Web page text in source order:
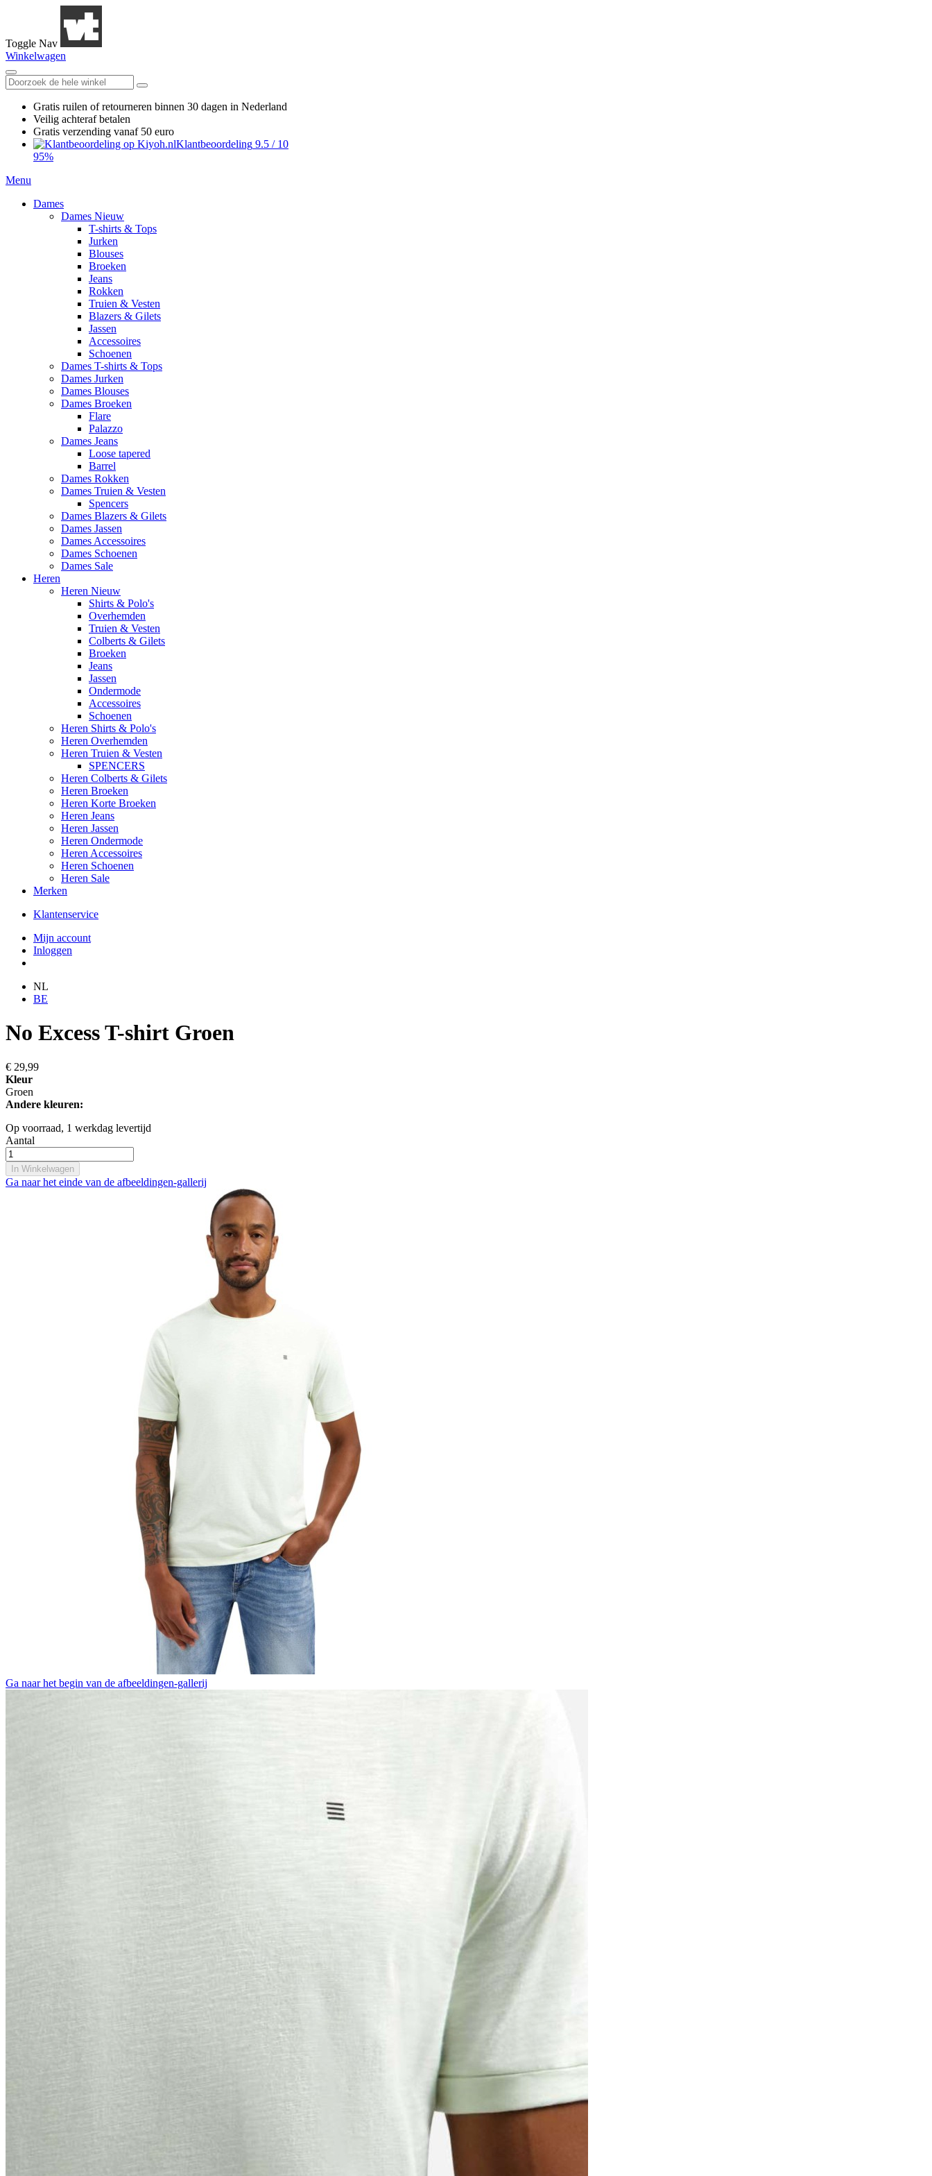
Toggle Nav
Winkelwagen
Gratis ruilen of retourneren binnen 30 dagen in Nederland
Veilig achteraf betalen
Gratis verzending vanaf 50 euro
Klantbeoordeling 9.5 / 10
95%
Menu
Dames
Dames Nieuw
T-shirts & Tops
Jurken
Blouses
Broeken
Jeans
Rokken
Truien & Vesten
Blazers & Gilets
Jassen
Accessoires
Schoenen
Dames T-shirts & Tops
Dames Jurken
Dames Blouses
Dames Broeken
Flare
Palazzo
Dames Jeans
Loose tapered
Barrel
Dames Rokken
Dames Truien & Vesten
Spencers
Dames Blazers & Gilets
Dames Jassen
Dames Accessoires
Dames Schoenen
Dames Sale
Heren
Heren Nieuw
Shirts & Polo's
Overhemden
Truien & Vesten
Colberts & Gilets
Broeken
Jeans
Jassen
Ondermode
Accessoires
Schoenen
Heren Shirts & Polo's
Heren Overhemden
Heren Truien & Vesten
SPENCERS
Heren Colberts & Gilets
Heren Broeken
Heren Korte Broeken
Heren Jeans
Heren Jassen
Heren Ondermode
Heren Accessoires
Heren Schoenen
Heren Sale
Merken
Klantenservice
Mijn account
Inloggen
NL
BE
No Excess T-shirt Groen
€ 29,99
Kleur
Groen
Andere kleuren:
Op voorraad, 1 werkdag levertijd
Aantal
In Winkelwagen
Ga naar het einde van de afbeeldingen-gallerij
Ga naar het begin van de afbeeldingen-gallerij